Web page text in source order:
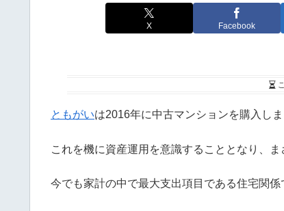
X Facebook
ともがいは2016年に中古マンションを購入しま
これを機に資産運用を意識することとなり
今でも家計の中で最大支出項目である住宅関係